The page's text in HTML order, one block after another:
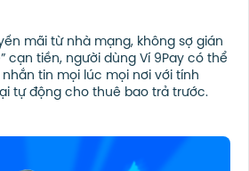
mãi từ nhà mạng, không sợ gián
cạn tiền, người dùng Ví 9Pay có thể
tin mọi lúc mọi nơi với tính
tự động cho thuê bao trả trước.